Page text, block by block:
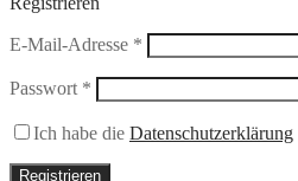
E-Mail-Adresse * Erforderlich
Passwort * Erforderlich
Ich habe die Datenschutzerklärung
Registrieren